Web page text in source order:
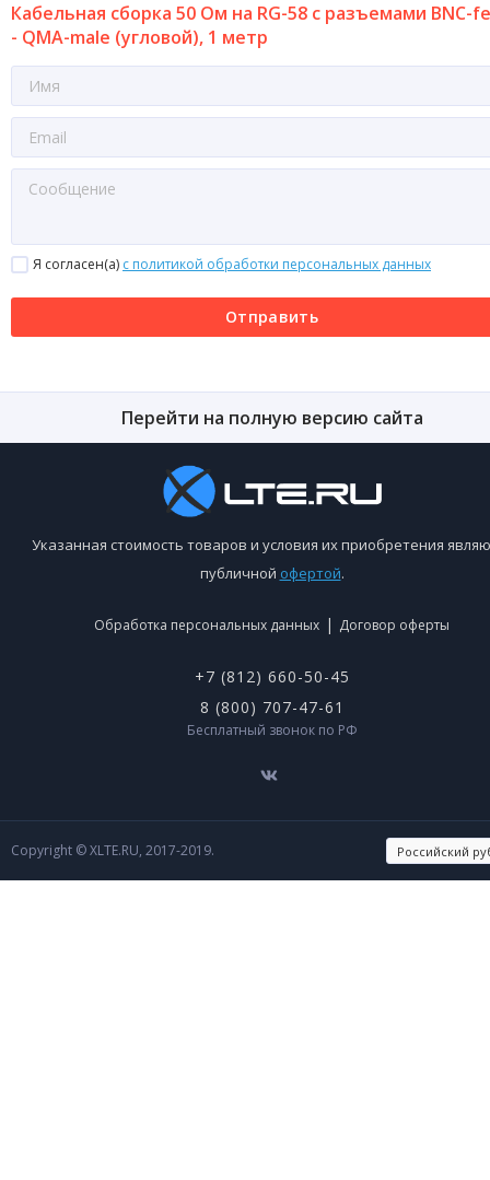
Кабельная сборка 50 Ом на RG-58 с разъемами BNC-
- QMA-male (угловой), 1 метр
Я согласен(a) с политикой обработки персональных данных
Отправить
Перейти на полную версию сайта
Указанная стоимость товаров и условия их приобретения
публичной офертой.
Обработка персональных данных | Договор оферты
+7 (812) 660-50-45
8 (800) 707-47-61
Бесплатный звонок по РФ
Copyright © XLTE.RU, 2017-2019.